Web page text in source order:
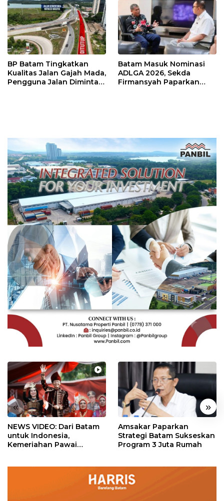
BP Batam Tingkatkan
Kualitas Jalan Gajah Mada,
Pengguna Jalan Diminta
Batam Masuk Nominasi
ADLGA 2026, Sekda
Firmansyah Paparkan
« »
NEWS VIDEO: Dari Batam
untuk Indonesia,
Kemeriahan Pawai
Amsakar Paparkan
Strategi Batam Sukseskan
Program 3 Juta Rumah